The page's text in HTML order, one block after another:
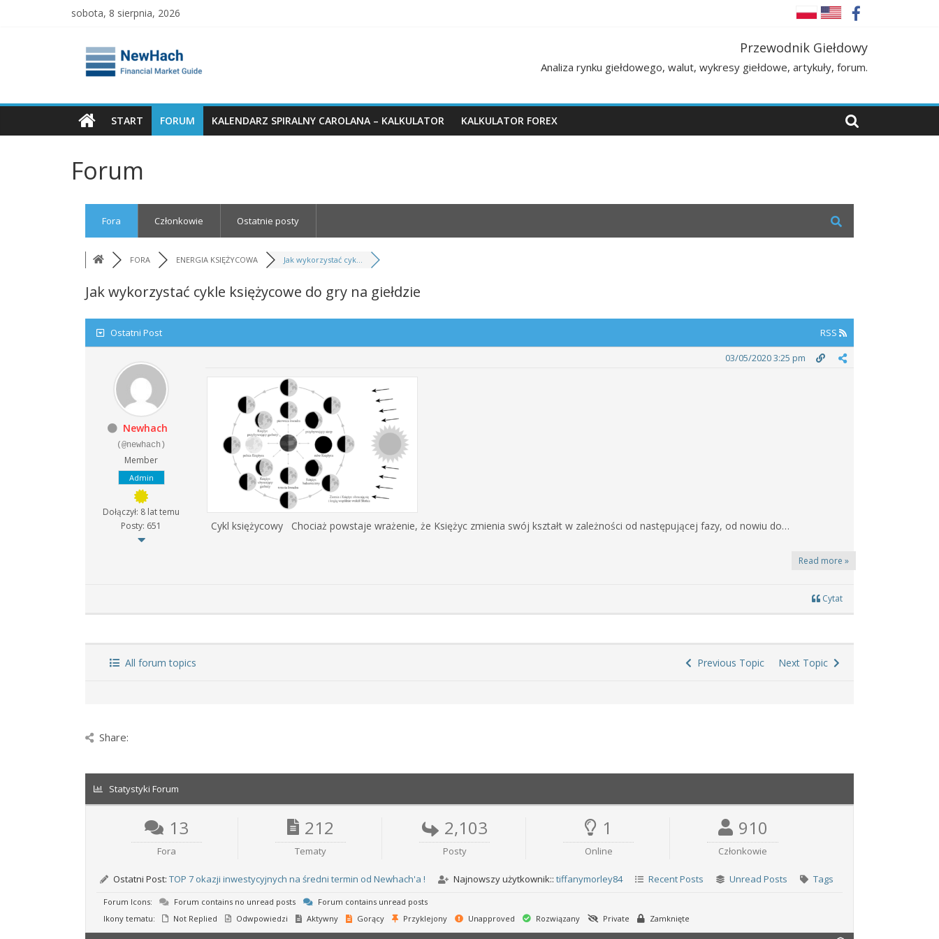
sobota, 8 sierpnia, 2026
NewHach
–
Przewodnik
Giełdowy
|
Analizy
Finansowe
Analiza
walut,
wykresy
giełdowe,
artykuły,
forum.
Analizy
oparciu
teorię
Carolana.
Przewodnik Giełdowy
Analiza rynku giełdowego, walut, wykresy giełdowe, artykuły, forum.
START FORUM KALENDARZ SPIRALNY CAROLANA – KALKULATOR KALKULATOR FOREX
Forum
Fora Członkowie Ostatnie posty
FORA ENERGIA KSIĘŻYCOWA Jak wykorzystać cyk...
Jak wykorzystać cykle księżycowe do gry na giełdzie
Ostatni Post RSS
Newhach
(@newhach)
Member
Admin
Dołączył: 8 lat temu
Posty: 651
03/05/2020 3:25 pm
Cykl księżycowy Chociaż powstaje wrażenie, że Księżyc zmienia swój kształt w zależności od następującej fazy, od nowiu do…
Read more »
Cytat
All forum topics Previous Topic Next Topic
Share:
Statystyki Forum
13
Fora
212
Tematy
2,103
Posty
1
Online
910
Członkowie
Ostatni Post: TOP 7 okazji inwestycyjnych na średni termin od Newhach'a ! Najnowszy użytkownik:: tiffanymorley84 Recent Posts Unread Posts Tags
Forum Icons: Forum contains no unread posts
Forum contains unread posts
Ikony tematu:
Not Replied Odwpowiedzi Aktywny Gorący Przyklejony Unapproved Rozwiązany Private Zamknięte